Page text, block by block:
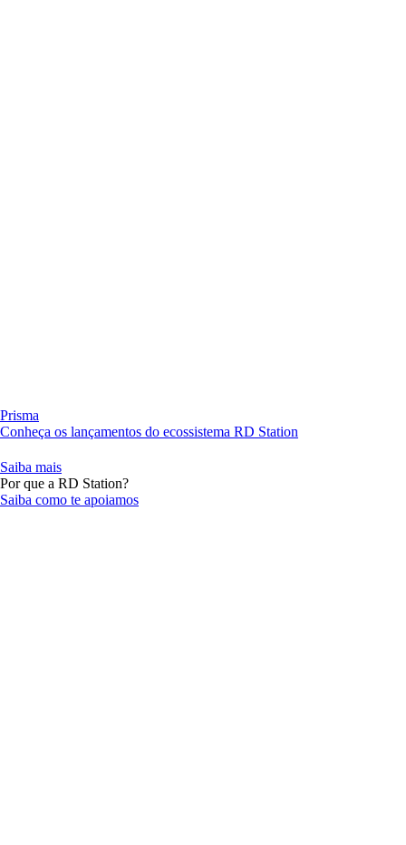
Prisma
Conheça os lançamentos do ecossistema RD Station
Saiba mais
Por que a RD Station?
Saiba como te apoiamos